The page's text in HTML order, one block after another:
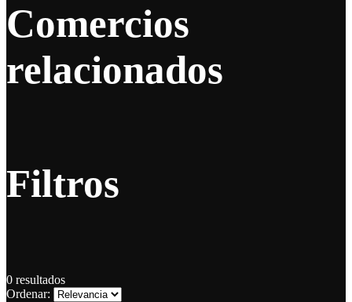
Comercios
relacionados
Filtros
0 resultados
Ordenar: